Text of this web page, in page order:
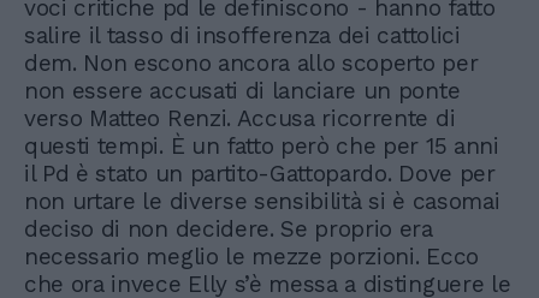
voci critiche pd le definiscono - hanno fatto
salire il tasso di insofferenza dei cattolici
dem. Non escono ancora allo scoperto per
non essere accusati di lanciare un ponte
verso Matteo Renzi. Accusa ricorrente di
questi tempi. È un fatto però che per 15 anni
il Pd è stato un partito-Gattopardo. Dove per
non urtare le diverse sensibilità si è casomai
deciso di non decidere. Se proprio era
necessario meglio le mezze porzioni. Ecco
che ora invece Elly s’è messa a distinguere le